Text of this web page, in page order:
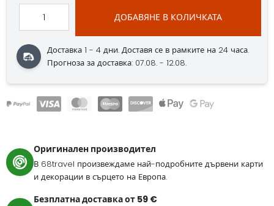
ДОБАВЯНЕ В КОЛИЧКАТА
Доставка 1 - 4 дни.Доставя се в рамките на 24 часа.
Прогноза за доставка: 07.08. - 12.08.
Оригинален производител
В 68travel произвеждаме най-подробните дървени карти
и декорации в сърцето на Европа.
Безплатна доставка от 59 €